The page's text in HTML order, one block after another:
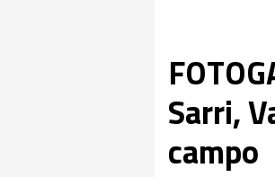
Sarri,
campo